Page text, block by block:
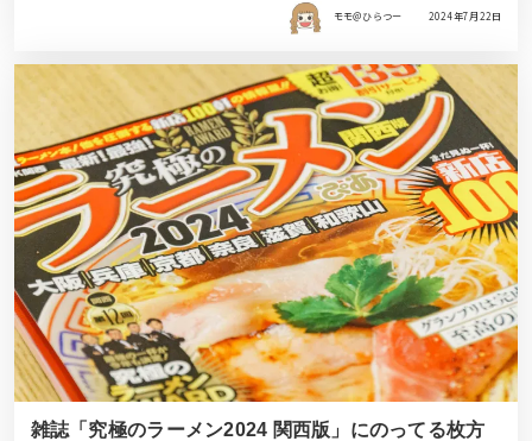
モモ＠ひらつー 2024年7月22日
雑誌「究極のラーメン2024 関西版」にのってる枚方